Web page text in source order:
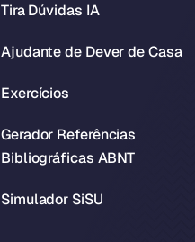
Tira Dúvidas IA
Ajudante de Dever de Casa
Exercícios
Gerador Referências
Bibliográficas ABNT
Simulador SiSU